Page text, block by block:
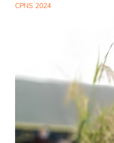
CPNS 2024